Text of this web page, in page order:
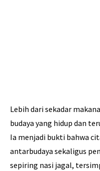
Lebih dari sekadar
budaya yang hidup dan
Ia menjadi bukti bahwa
antarbudaya sekaligus
sepiring nasi jagal,